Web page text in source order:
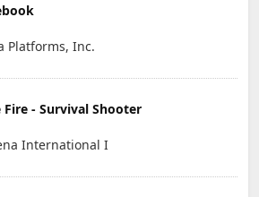
Platforms, Inc.
Fire - Survival Shooter
International I